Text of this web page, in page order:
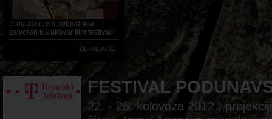
Proglašenjem pobjednika
zatvoren 6.Vukovar film festival!
DETALJNIJE
FESTIVAL
22. - 26. kolovoza 2012.,